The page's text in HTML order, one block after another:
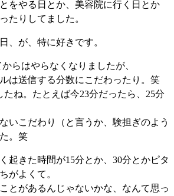
をやる日とか、美容院に行く日とか
たりしてました。
、が、特に好きです。
らはやらなくなりましたが、
は送信する分数にこだわったり。笑
たね。たとえば今23分だったら、25分
いこだわり（と言うか、験担ぎのよう
。笑
起きた時間が15分とか、30分とかピタ
がよくて。
とがあるんじゃないかな、なんて思っ